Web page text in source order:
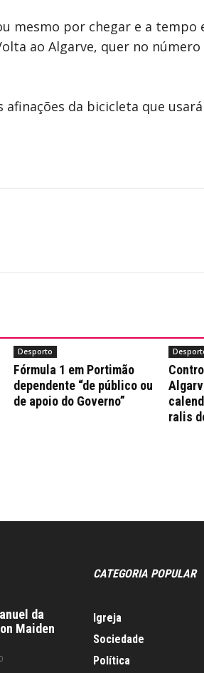
mesmo por chegar e a tempo
ao Algarve, quer no
da bicicleta que
Desporto
Fórmula 1 em Portimão
dependente “de público ou
de apoio do Governo”
ralis
da
Maiden
CATEGORIA POPULAR
Igreja
Sociedade
Política